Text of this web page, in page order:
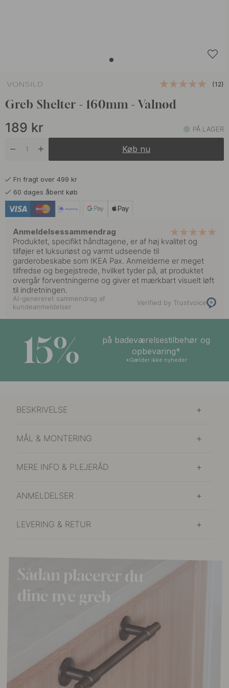
(12)
Greb Shelter - 160mm - Valnød
189 kr PÅ LAGER
Køb nu
Fri fragt over 499 kr
60 dages åbent køb
Anmeldelsessammendrag
Produktet, specifikt håndtagene, er af høj kvalitet og
tilføjer et luksuriøst og varmt udseende til
garderobeskabe som IKEA Pax. Anmelderne er meget
tilfredse og begejstrede, hvilket tyder på, at produktet
overgår forventningerne og giver et mærkbart visuelt løft
til indretningen.
AI-genereret sammendrag af
kundeanmeldelser
Verified by Trustvoice
15%
på badeværelsestilbehør og
opbevaring*
*Gælder ikke nyheder
BESKRIVELSE
MÅL & MONTERING
MERE INFO & PLEJERÅD
ANMELDELSER
LEVERING & RETUR